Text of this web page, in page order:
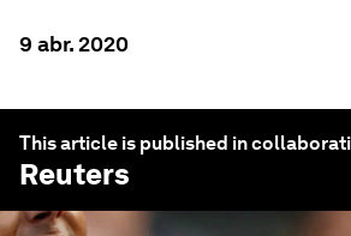
9 abr. 2020
This article is published in
Reuters